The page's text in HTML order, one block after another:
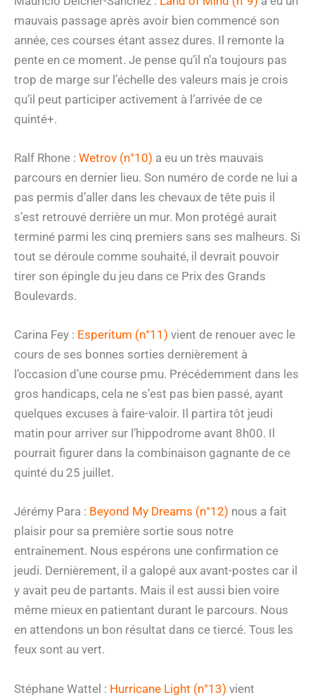
mauvais passage après avoir bien commencé son
année, ces courses étant assez dures. Il remonte la
pente en ce moment. Je pense qu’il n’a toujours pas
trop de marge sur l’échelle des valeurs mais je crois
qu’il peut participer activement à l’arrivée de ce
quinté+.
Ralf Rhone : Wetrov (n°10) a eu un très mauvais
parcours en dernier lieu. Son numéro de corde ne lui a
pas permis d’aller dans les chevaux de tête puis il
s’est retrouvé derrière un mur. Mon protégé aurait
terminé parmi les cinq premiers sans ses malheurs. Si
tout se déroule comme souhaité, il devrait pouvoir
tirer son épingle du jeu dans ce Prix des Grands
Boulevards.
Carina Fey : Esperitum (n°11) vient de renouer avec le
cours de ses bonnes sorties dernièrement à
l’occasion d’une course pmu. Précédemment dans les
gros handicaps, cela ne s’est pas bien passé, ayant
quelques excuses à faire-valoir. Il partira tôt jeudi
matin pour arriver sur l’hippodrome avant 8h00. Il
pourrait figurer dans la combinaison gagnante de ce
quinté du 25 juillet.
Jérémy Para : Beyond My Dreams (n°12) nous a fait
plaisir pour sa première sortie sous notre
entraînement. Nous espérons une confirmation ce
jeudi. Dernièrement, il a galopé aux avant-postes car il
y avait peu de partants. Mais il est aussi bien voire
même mieux en patientant durant le parcours. Nous
en attendons un bon résultat dans ce tiercé. Tous les
feux sont au vert.
Stéphane Wattel : Hurricane Light (n°13) vient